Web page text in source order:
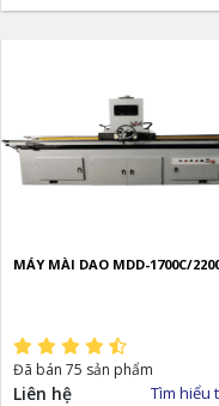
MÁY MÀI DAO MDD-1700C/
Đã bán 75 sản phẩm
Liên hệ Tìm hiểu